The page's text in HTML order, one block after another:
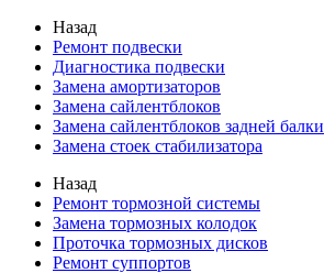
Назад
Ремонт подвески
Диагностика подвески
Замена амортизаторов
Замена сайлентблоков
Замена сайлентблоков задней балки
Замена стоек стабилизатора
Назад
Ремонт тормозной системы
Замена тормозных колодок
Проточка тормозных дисков
Ремонт суппортов